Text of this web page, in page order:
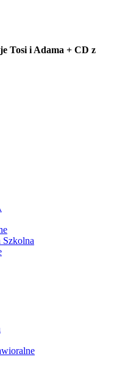
Tosi i Adama + CD z